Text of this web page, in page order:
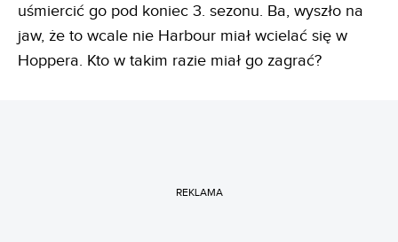
uśmiercić go pod koniec 3. sezonu. Ba, wyszło na
jaw, że to wcale nie Harbour miał wcielać się w
Hoppera. Kto w takim razie miał go zagrać?
REKLAMA